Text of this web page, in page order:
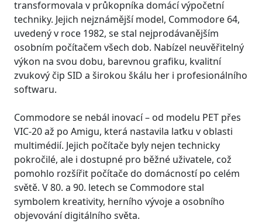
transformovala v průkopníka domácí výpočetní
techniky. Jejich nejznámější model, Commodore 64,
uvedený v roce 1982, se stal nejprodávanějším
osobním počítačem všech dob. Nabízel neuvěřitelný
výkon na svou dobu, barevnou grafiku, kvalitní
zvukový čip SID a širokou škálu her i profesionálního
softwaru.
Commodore se nebál inovací – od modelu PET přes
VIC-20 až po Amigu, která nastavila laťku v oblasti
multimédií. Jejich počítače byly nejen technicky
pokročilé, ale i dostupné pro běžné uživatele, což
pomohlo rozšířit počítače do domácností po celém
světě. V 80. a 90. letech se Commodore stal
symbolem kreativity, herního vývoje a osobního
objevování digitálního světa.